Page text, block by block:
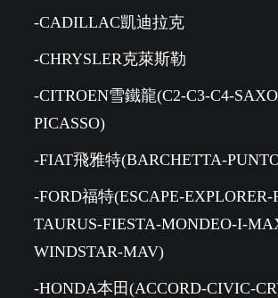
-CADILLAC凱迪拉克
-CHRYSLER克萊斯勒
-CITROEN雪鐵龍(C2-C3-C4-
PICASSO)
-FIAT飛雅特(BARCHETTA-
-FORD福特(ESCAPE-EXPLORER-
TAURUS-FIESTA-MONDEO-I-
WINDSTAR-MAV)
-HONDA本田(ACCORD-CIVIC-